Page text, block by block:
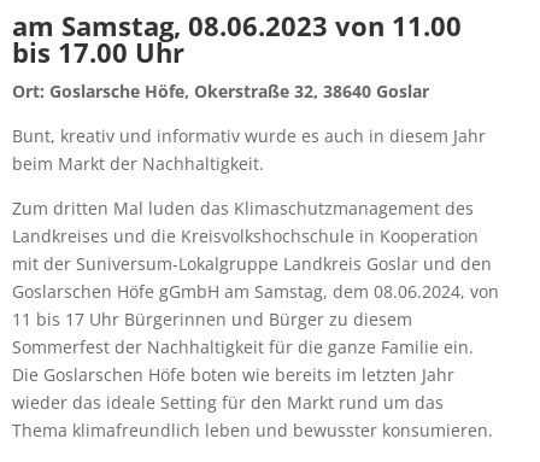
am Samstag, 08.06.2023 von 11.00
bis 17.00 Uhr
Ort: Goslarsche Höfe, Okerstraße 32, 38640 Goslar
Bunt, kreativ und informativ wurde es auch in diesem Jahr
beim Markt der Nachhaltigkeit.
Zum dritten Mal luden das Klimaschutzmanagement des
Landkreises und die Kreisvolkshochschule in Kooperation
mit der Suniversum-Lokalgruppe Landkreis Goslar und den
Goslarschen Höfe gGmbH am Samstag, dem 08.06.2024, von
11 bis 17 Uhr Bürgerinnen und Bürger zu diesem
Sommerfest der Nachhaltigkeit für die ganze Familie ein.
Die Goslarschen Höfe boten wie bereits im letzten Jahr
wieder das ideale Setting für den Markt rund um das
Thema klimafreundlich leben und bewusster konsumieren.